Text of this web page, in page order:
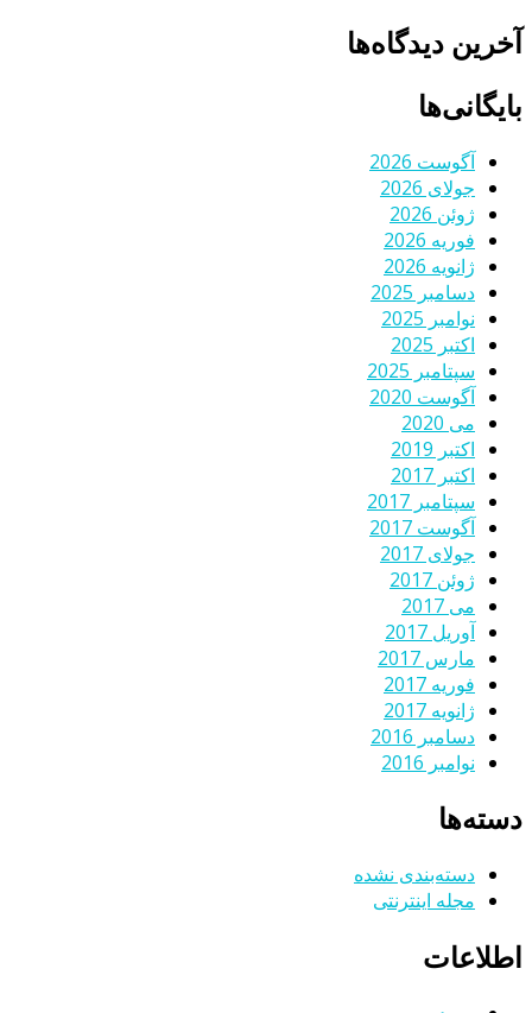
آخرین دیدگاه‌ها
بایگانی‌ها
آگوست 2026
جولای 2026
ژوئن 2026
فوریه 2026
ژانویه 2026
دسامبر 2025
نوامبر 2025
اکتبر 2025
سپتامبر 2025
آگوست 2020
می 2020
اکتبر 2019
اکتبر 2017
سپتامبر 2017
آگوست 2017
جولای 2017
ژوئن 2017
می 2017
آوریل 2017
مارس 2017
فوریه 2017
ژانویه 2017
دسامبر 2016
نوامبر 2016
دسته‌ها
دسته‌بندی نشده
مجله اینترنتی
اطلاعات